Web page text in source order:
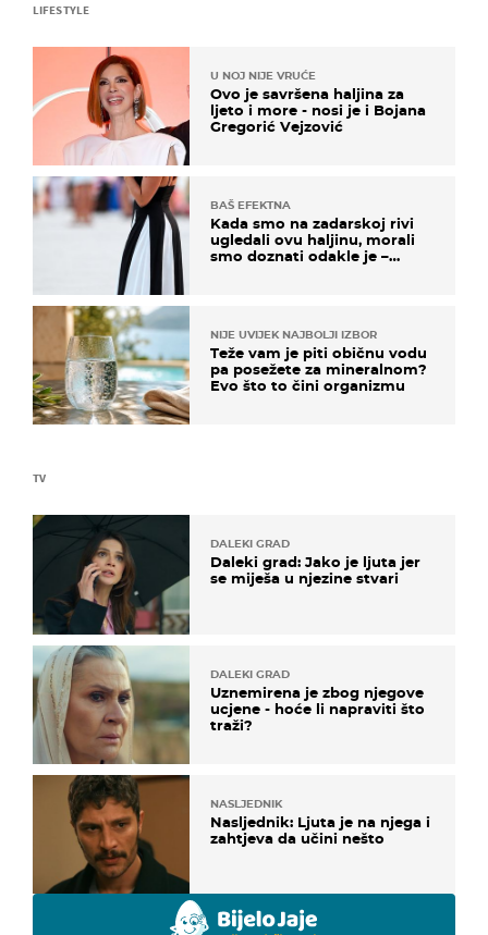
TV
DALEKI GRAD
Daleki grad: Jako je ljuta jer
se miješa u njezine stvari
DALEKI GRAD
Uznemirena je zbog njegove
ucjene - hoće li napraviti što
traži?
NASLJEDNIK
Nasljednik: Ljuta je na njega i
zahtjeva da učini nešto
LIFESTYLE
U NOJ NIJE VRUĆE
Ovo je savršena haljina za
ljeto i more - nosi je i Bojana
Gregorić Vejzović
BAŠ EFEKTNA
Kada smo na zadarskoj rivi
ugledali ovu haljinu, morali
smo doznati odakle je –
NIJE UVIJEK NAJBOLJI IZBOR
Teže vam je piti običnu vodu
pa posežete za mineralnom?
Evo što to čini organizmu